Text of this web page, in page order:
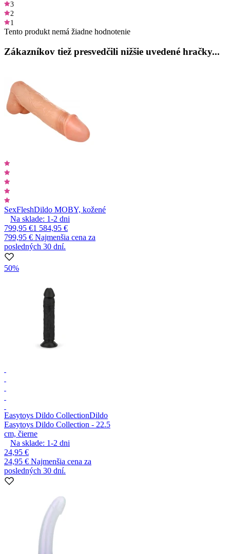
3
2
1
Tento produkt nemá žiadne hodnotenie
Zákazníkov tiež presvedčili nižšie uvedené hračky...
SexFleshDildo MOBY, kožené
Na sklade: 1-2 dni
799,95 €1 584,95 €
799,95 € Najmenšia cena za
posledných 30 dní.
50%
Easytoys Dildo CollectionDildo
Easytoys Dildo Collection - 22.5
cm, čierne
Na sklade: 1-2 dni
24,95 €
24,95 € Najmenšia cena za
posledných 30 dní.